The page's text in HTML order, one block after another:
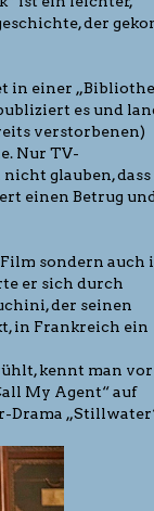
der
in einer
es und
verstorbenen)
Nur TV-
glauben, dass
einen Betrug und
sondern auch
er sich durch
der seinen
in Frankreich ein
kennt man vor
My Agent“ auf
Drama